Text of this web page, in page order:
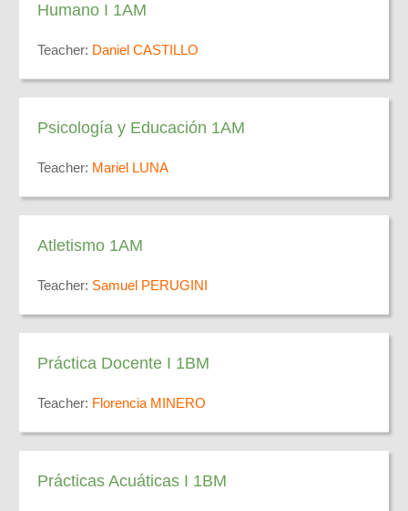
Humano I 1AM
Teacher: Daniel CASTILLO
Psicología y Educación 1AM
Teacher: Mariel LUNA
Atletismo 1AM
Teacher: Samuel PERUGINI
Práctica Docente I 1BM
Teacher: Florencia MINERO
Prácticas Acuáticas I 1BM